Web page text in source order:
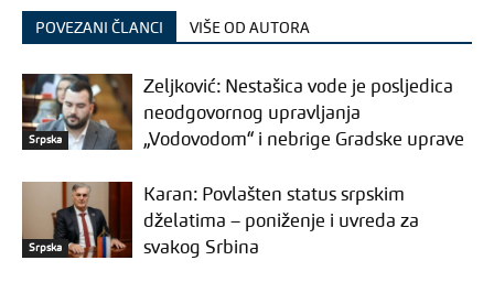
POVEZANI ČLANCI VIŠE OD AUTORA
Srpska
Zeljković: Nestašica vode je posljedica
neodgovornog upravljanja
„Vodovodom“ i nebrige Gradske uprave
Srpska
Karan: Povlašten status srpskim
dželatima – poniženje i uvreda za
svakog Srbina